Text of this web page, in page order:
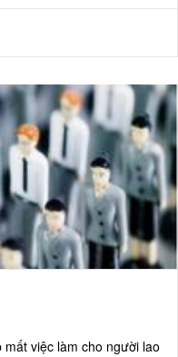
làm căn cứ để tiến hành
hệ lao động
việc làm cho người lao